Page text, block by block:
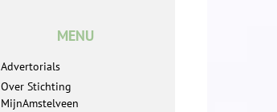
MENU
Advertorials
Over Stichting
MijnAmstelveen